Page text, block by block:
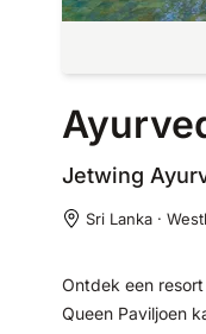
Jetwing
Sri Lanka ·
Ontdek een
Queen Paviljoen